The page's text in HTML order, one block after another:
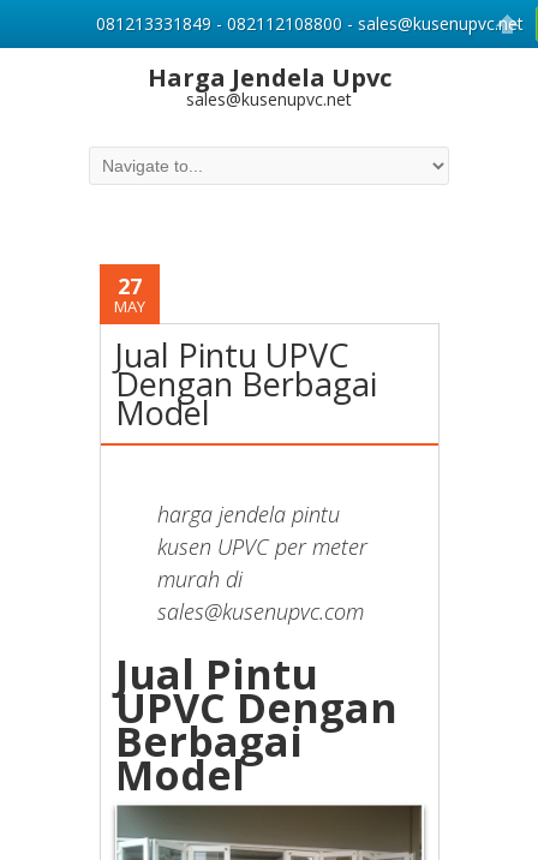
Harga Jendela Upvc
sales@kusenupvc.net
27
MAY
Jual Pintu UPVC
Dengan Berbagai
Model
harga jendela pintu
kusen UPVC per meter
murah di
sales@kusenupvc.com
Jual Pintu
UPVC Dengan
Berbagai
Model
081213331849 - 082112108800 - sales@kusenupvc.net